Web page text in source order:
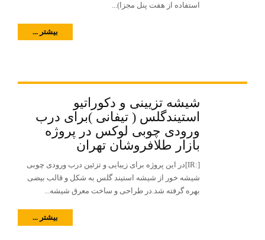
استفاده از هفت پنل مجزا)...
بیشتر ...
شیشه تزیینی و دکوراتیو
استیندگلس ( تیفانی )برای درب
ورودی چوبی لوکس در پروژه
بازار طلافروشان تهران
[:IR]در این پروژه برای زیبایی و تزئین درب ورودی چوبی
شیشه خور از شیشه استیند گلس به شکل و قالب بیضی
بهره گرفته شد.در طراحی و ساخت معرق شیشه...
بیشتر ...